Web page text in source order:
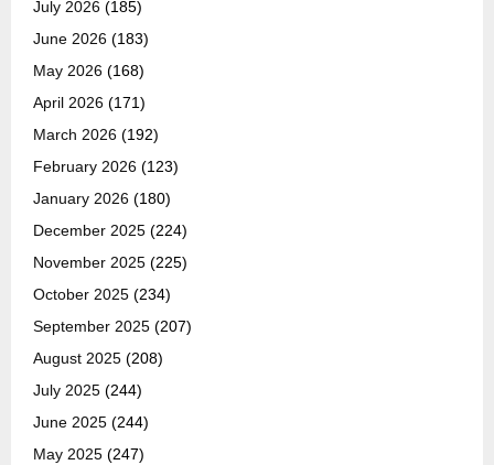
July 2026 (185)
June 2026 (183)
May 2026 (168)
April 2026 (171)
March 2026 (192)
February 2026 (123)
January 2026 (180)
December 2025 (224)
November 2025 (225)
October 2025 (234)
September 2025 (207)
August 2025 (208)
July 2025 (244)
June 2025 (244)
May 2025 (247)